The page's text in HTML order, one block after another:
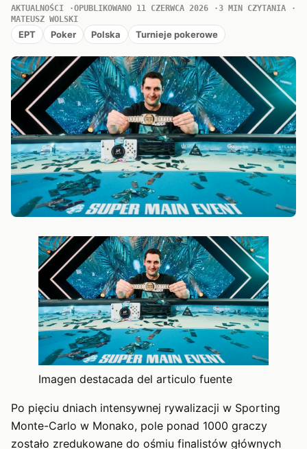
AKTUALNOŚCI OPUBLIKOWANO 11 CZERWCA 2026
3 MIN CZYTANIA
MATEUSZ WOLSKI
EPT Poker Polska Turnieje pokerowe
Imagen destacada del articulo fuente
Po pięciu dniach intensywnej rywalizacji w Sporting
Monte-Carlo w Monako, pole ponad 1000 graczy
zostało zredukowane do ośmiu finalistów głównych